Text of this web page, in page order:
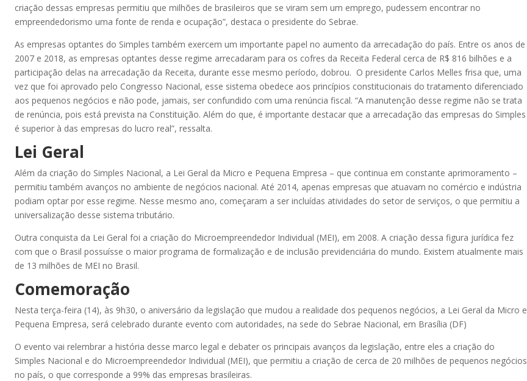
criação dessas empresas permitiu que milhões de brasileiros que se viram sem um emprego, pudessem encontrar no
empreendedorismo uma fonte de renda e ocupação”, destaca o presidente do Sebrae.
As empresas optantes do Simples também exercem um importante papel no aumento da arrecadação do país. Entre os anos de
2007 e 2018, as empresas optantes desse regime arrecadaram para os cofres da Receita Federal cerca de R$ 816 bilhões e a
participação delas na arrecadação da Receita, durante esse mesmo período, dobrou. O presidente Carlos Melles frisa que, uma
vez que foi aprovado pelo Congresso Nacional, esse sistema obedece aos princípios constitucionais do tratamento diferenciado
aos pequenos negócios e não pode, jamais, ser confundido com uma renúncia fiscal. “A manutenção desse regime não se trata
de renúncia, pois está prevista na Constituição. Além do que, é importante destacar que a arrecadação das empresas do Simples
é superior à das empresas do lucro real”, ressalta.
Lei Geral
Além da criação do Simples Nacional, a Lei Geral da Micro e Pequena Empresa – que continua em constante aprimoramento –
permitiu também avanços no ambiente de negócios nacional. Até 2014, apenas empresas que atuavam no comércio e indústria
podiam optar por esse regime. Nesse mesmo ano, começaram a ser incluídas atividades do setor de serviços, o que permitiu a
universalização desse sistema tributário.
Outra conquista da Lei Geral foi a criação do Microempreendedor Individual (MEI), em 2008. A criação dessa figura jurídica fez
com que o Brasil possuísse o maior programa de formalização e de inclusão previdenciária do mundo. Existem atualmente mais
de 13 milhões de MEI no Brasil.
Comemoração
Nesta terça-feira (14), às 9h30, o aniversário da legislação que mudou a realidade dos pequenos negócios, a Lei Geral da Micro e
Pequena Empresa, será celebrado durante evento com autoridades, na sede do Sebrae Nacional, em Brasília (DF)
O evento vai relembrar a história desse marco legal e debater os principais avanços da legislação, entre eles a criação do
Simples Nacional e do Microempreendedor Individual (MEI), que permitiu a criação de cerca de 20 milhões de pequenos negócios
no país, o que corresponde a 99% das empresas brasileiras.